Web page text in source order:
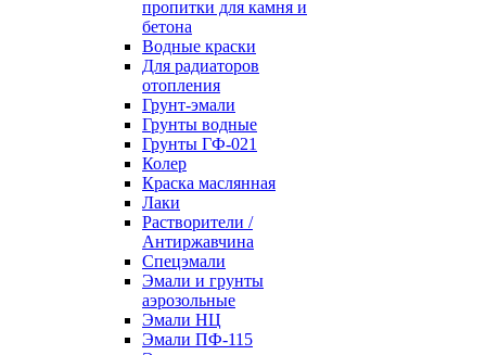
пропитки для камня и
бетона
Водные краски
Для радиаторов
отопления
Грунт-эмали
Грунты водные
Грунты ГФ-021
Колер
Краска маслянная
Лаки
Растворители /
Антиржавчина
Спецэмали
Эмали и грунты
аэрозольные
Эмали НЦ
Эмали ПФ-115